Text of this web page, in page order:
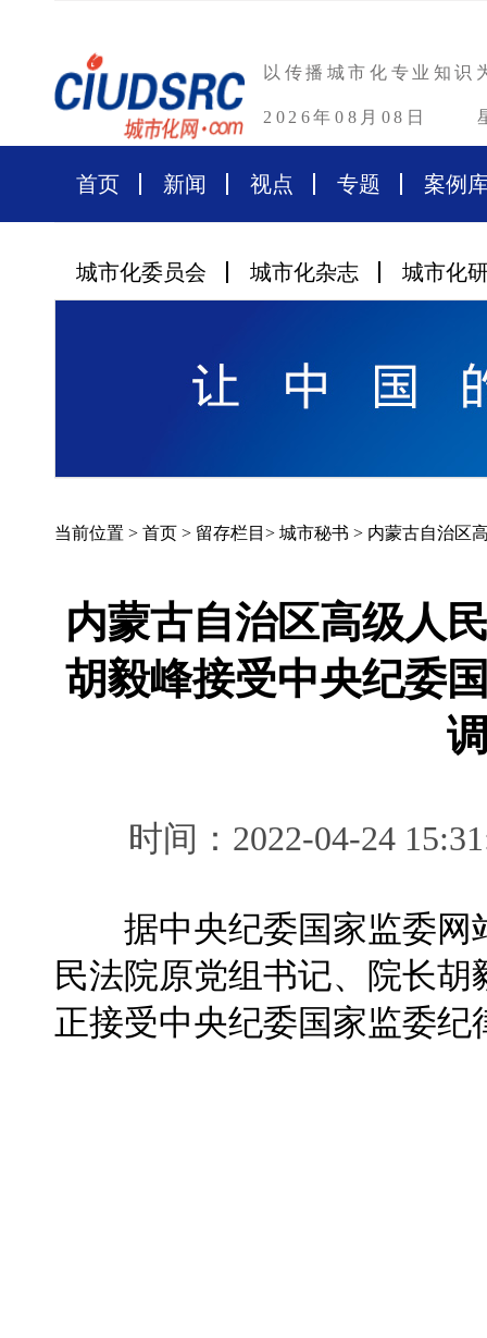
以传播城市化专业知识
2026年08月08日
首页 新闻 视点 专题 案例
城市化委员会 城市化杂志 城市化
当前位置 > 首页 > 留存栏目 > 城市秘书 > 内蒙古自治区
内蒙古自治区高级人
胡毅峰接受中央纪委
时间：2022-04-24
据中央纪委国家监委网
民法院原党组书记、院长
正接受中央纪委国家监委纪